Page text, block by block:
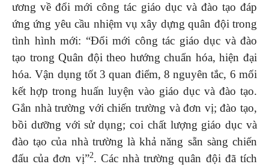
ương về đổi mới công tác giáo dục và đào tạo đáp
ứng ứng yêu cầu nhiệm vụ xây dựng quân đội trong
tình hình mới: “Đổi mới công tác giáo dục và đào
tạo trong Quân đội theo hướng chuẩn hóa, hiện đại
hóa. Vận dụng tốt 3 quan điểm, 8 nguyên tắc, 6 mối
kết hợp trong huấn luyện vào giáo dục và đào tạo.
Gắn nhà trường với chiến trường và đơn vị; đào tạo,
bồi dưỡng với sử dụng; coi chất lượng giáo dục và
đào tạo của nhà trường là khả năng sẵn sàng chiến
đấu của đơn vị”2. Các nhà trường quân đội đã tích